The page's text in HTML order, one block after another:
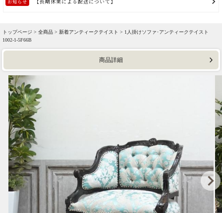
トップページ > 全商品 > 新着アンティークテイスト > 1人掛けソファ･アンティークテイスト
1002-1-5F66B
商品詳細